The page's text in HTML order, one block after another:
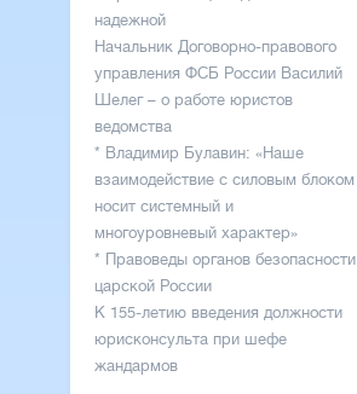
надежной
Начальник Договорно-правового
управления ФСБ России Василий
Шелег – о работе юристов
ведомства
* Владимир Булавин: «Наше
взаимодействие с силовым блоком
носит системный и
многоуровневый характер»
* Правоведы органов безопасности
царской России
К 155-летию введения должности
юрисконсульта при шефе
жандармов